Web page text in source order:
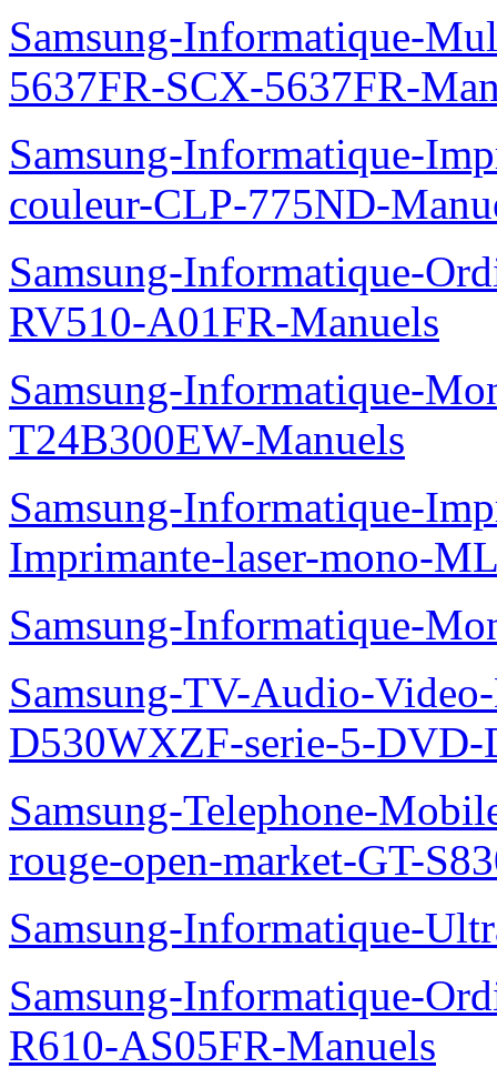
Samsung-Informatique-
5637FR-SCX-5637FR-
Samsung-Informatique-
couleur-CLP-775ND-
Samsung-Informatique-
RV510-A01FR-Manuels
Samsung-Informatique-
T24B300EW-Manuels
Samsung-Informatique-
Imprimante-laser-mono-
Samsung-Informatique-
Samsung-TV-Audio-
D530WXZF-serie-5-DVD-
Samsung-Telephone-
rouge-open-market-GT-
Samsung-Informatique-
Samsung-Informatique-
R610-AS05FR-Manuels